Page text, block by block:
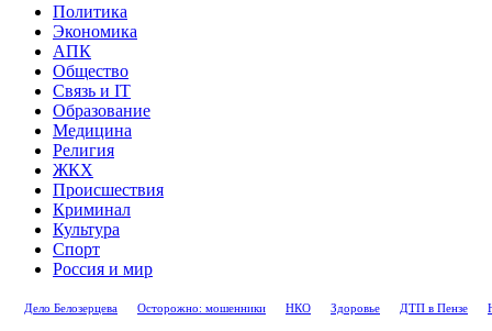
Политика
Экономика
АПК
Общество
Связь и IT
Образование
Медицина
Религия
ЖКХ
Происшествия
Криминал
Культура
Спорт
Россия и мир
Дело Белозерцева Осторожно: мошенники НКО Здоровье ДТП в Пензе